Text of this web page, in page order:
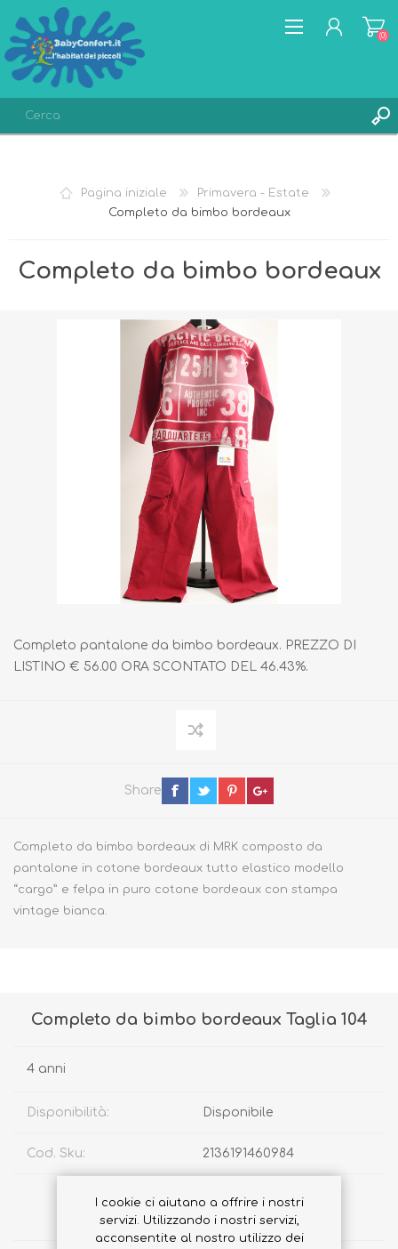
LISTA DEI DESIDERI
(0)
Pagina iniziale
Primavera - Estate
Completo da bimbo bordeaux
Completo da bimbo bordeaux
Completo pantalone da bimbo bordeaux. PREZZO DI
LISTINO € 56.00 ORA SCONTATO DEL 46.43%.
Share
Completo da bimbo bordeaux di MRK composto da
pantalone in cotone bordeaux tutto elastico modello
“cargo” e felpa in puro cotone bordeaux con stampa
vintage bianca.
Completo da bimbo bordeaux Taglia 104
4 anni
Disponibilità: Disponibile
Cod. Sku: 2136191460984
€56,00
€30,00
I cookie ci aiutano a offrire i nostri
servizi. Utilizzando i nostri servizi,
acconsentite al nostro utilizzo dei